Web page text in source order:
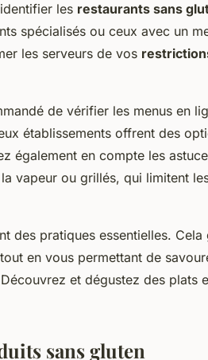
les restaurants sans
spécialisés ou ceux avec un
les serveurs de vos
de vérifier les menus en
établissements offrent des
également en compte les
vapeur ou grillés, qui limitent
des pratiques essentielles. Cela
en vous permettant de
et dégustez des plats
sans gluten